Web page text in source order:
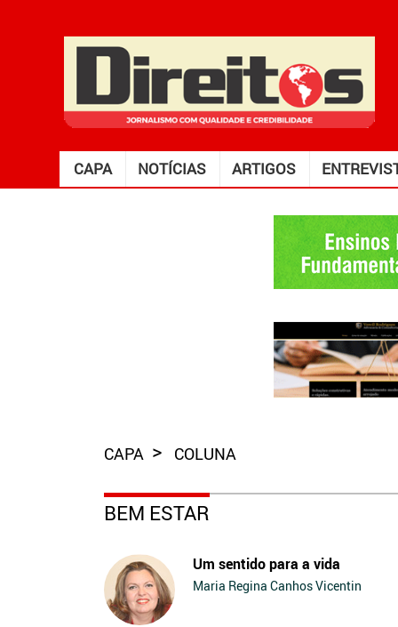
CAPA NOTÍCIAS ARTIGOS
CAPA COLUNA
BEM ESTAR
Um sentido para a vida
Maria Regina Canhos Vicentin